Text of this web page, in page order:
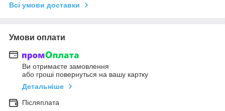
Всі умови доставки
Умови оплати
Ви отримаєте замовлення
або гроші повернуться на вашу картку
Детальніше
Післяплата